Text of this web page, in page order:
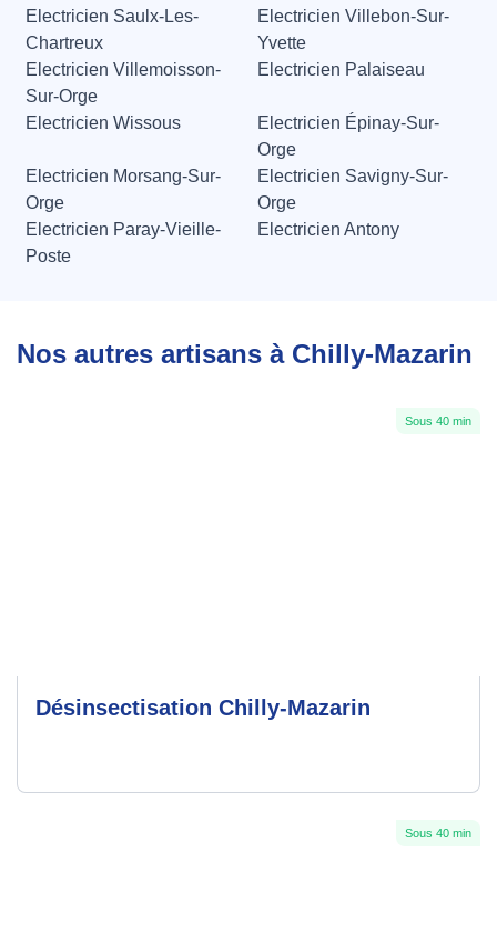
Electricien Saulx-Les-
Chartreux
Electricien Villebon-Sur-
Yvette
Electricien Villemoisson-
Sur-Orge
Electricien Palaiseau
Electricien Wissous
Electricien Épinay-Sur-
Orge
Electricien Morsang-Sur-
Orge
Electricien Savigny-Sur-
Orge
Electricien Paray-Vieille-
Poste
Electricien Antony
Nos autres artisans à Chilly-Mazarin
Sous 40 min
Désinsectisation Chilly-Mazarin
Sous 40 min